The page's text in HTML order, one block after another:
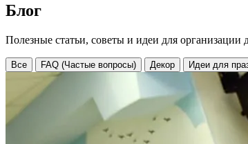
Блог
Полезные статьи, советы и идеи для организации
Все FAQ (Частые вопросы) Декор Идеи для